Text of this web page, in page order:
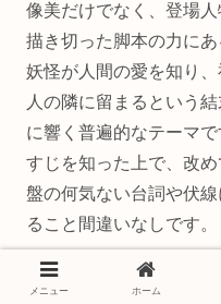
像美だけでなく、登場
描き切った脚本の力にあ
妖怪が人間の愛を知り
人の隣に留まるという
に響く普遍的なテーマ
すじを知った上で、改
盤の何気ない台詞や伏
ること間違いなしです。
まだ見ていない方はぜ
メニュー ホーム